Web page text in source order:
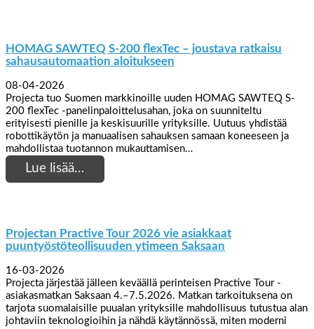
HOMAG SAWTEQ S-200 flexTec – joustava ratkaisu
sahausautomaation aloitukseen
08-04-2026
Projecta tuo Suomen markkinoille uuden HOMAG SAWTEQ S-
200 flexTec -panelinpaloittelusahan, joka on suunniteltu
erityisesti pienille ja keskisuurille yrityksille. Uutuus yhdistää
robottikäytön ja manuaalisen sahauksen samaan koneeseen ja
mahdollistaa tuotannon mukauttamisen…
Lue lisää…
Projectan Practive Tour 2026 vie asiakkaat
puuntyöstöteollisuuden ytimeen Saksaan
16-03-2026
Projecta järjestää jälleen keväällä perinteisen Practive Tour -
asiakasmatkan Saksaan 4.–7.5.2026. Matkan tarkoituksena on
tarjota suomalaisille puualan yrityksille mahdollisuus tutustua alan
johtaviin teknologioihin ja nähdä käytännössä, miten moderni